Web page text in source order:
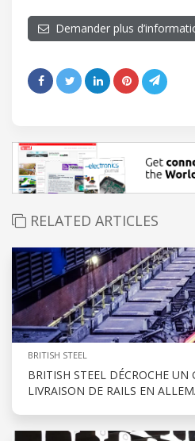
Demander plus
RELATED ARTICLES
BRITISH STEEL
BRITISH STEEL DÉCROCHE
LIVRAISON DE RAILS EN